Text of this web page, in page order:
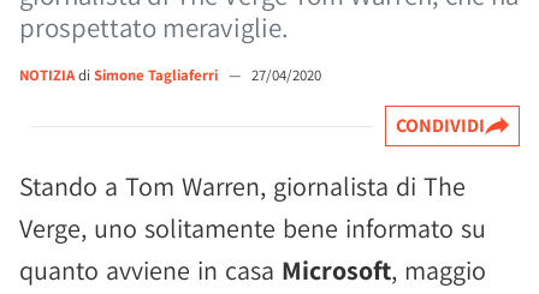
prospettato meraviglie.
NOTIZIAdi Simone Tagliaferri — 27/04/2020
CONDIVIDI
Stando a Tom Warren, giornalista di The
Verge, uno solitamente bene informato su
quanto avviene in casa Microsoft, maggio